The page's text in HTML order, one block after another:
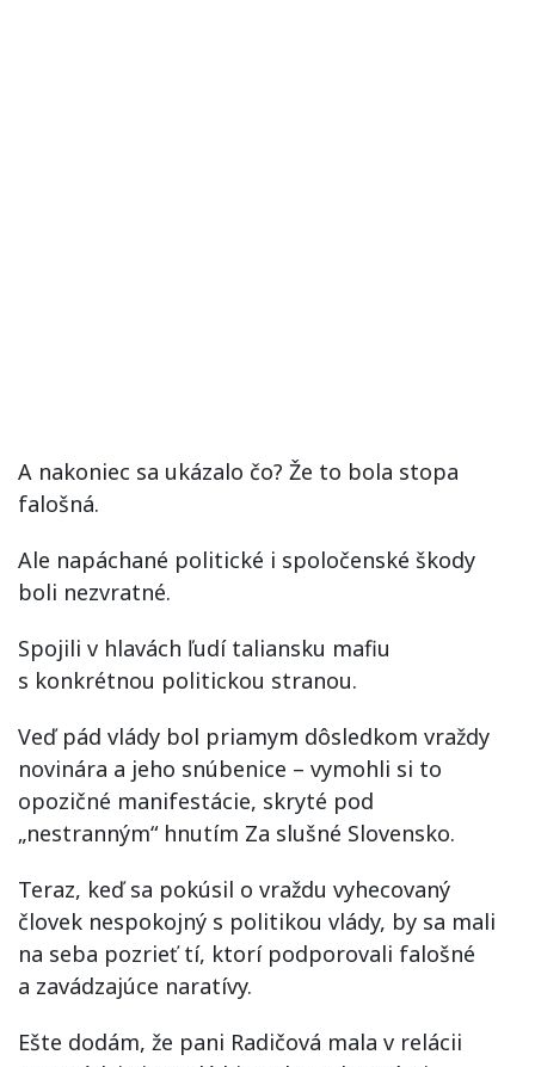
A nakoniec sa ukázalo čo? Že to bola stopa
falošná.
Ale napáchané politické i spoločenské škody
boli nezvratné.
Spojili v hlavách ľudí taliansku mafiu
s konkrétnou politickou stranou.
Veď pád vlády bol priamym dôsledkom vraždy
novinára a jeho snúbenice – vymohli si to
opozičné manifestácie, skryté pod
„nestranným“ hnutím Za slušné Slovensko.
Teraz, keď sa pokúsil o vraždu vyhecovaný
človek nespokojný s politikou vlády, by sa mali
na seba pozrieť tí, ktorí podporovali falošné
a zavádzajúce naratívy.
Ešte dodám, že pani Radičová mala v relácii